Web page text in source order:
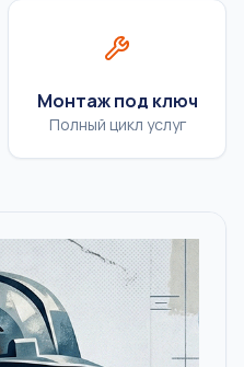
Монтаж под ключ
Полный цикл услуг